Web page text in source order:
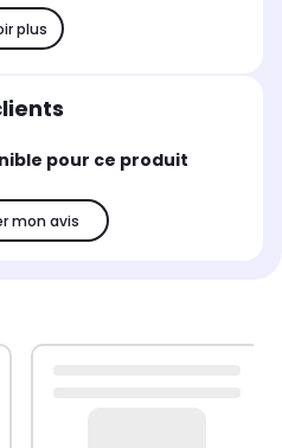
plus
pour ce produit
mon avis